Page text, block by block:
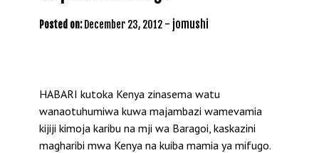
Posted on: December 23, 2012 - jomushi
HABARI kutoka Kenya zinasema watu
wanaotuhumiwa kuwa majambazi wamevamia
kijiji kimoja karibu na mji wa Baragoi, kaskazini
magharibi mwa Kenya na kuiba mamia ya mifugo.